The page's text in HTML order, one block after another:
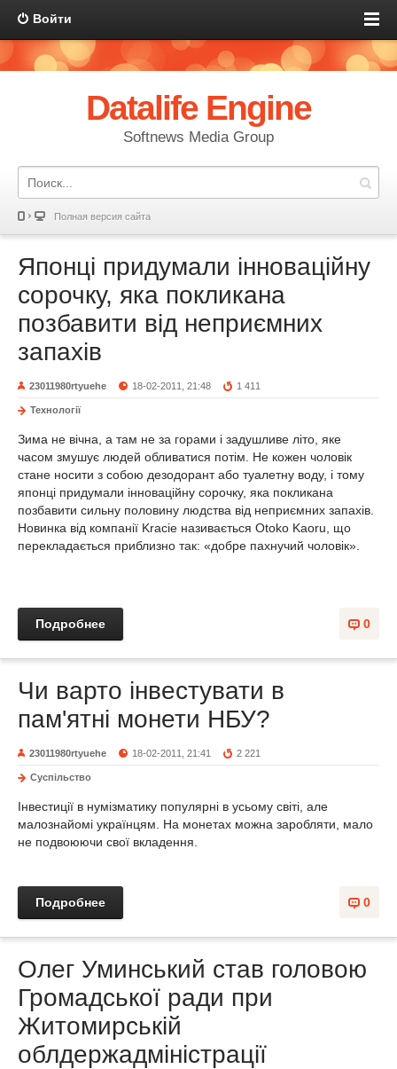
Войти
Datalife Engine
Softnews Media Group
Полная версия сайта
Японці придумали інноваційну
сорочку, яка покликана
позбавити від неприємних
запахів
23011980rtyuehe 18-02-2011, 21:48 1 411
Технології
Зима не вічна, а там не за горами і задушливе літо, яке
часом змушує людей обливатися потім. Не кожен чоловік
стане носити з собою дезодорант або туалетну воду, і тому
японці придумали інноваційну сорочку, яка покликана
позбавити сильну половину людства від неприємних запахів.
Новинка від компанії Kracie називається Otoko Kaoru, що
перекладається приблизно так: «добре пахнучий чоловік».
0
Подробнее
Чи варто інвестувати в
пам'ятні монети НБУ?
23011980rtyuehe 18-02-2011, 21:41 2 221
Суспільство
Інвестиції в нумізматику популярні в усьому світі, але
малознайомі українцям. На монетах можна заробляти, мало
не подвоюючи свої вкладення.
0
Подробнее
Олег Уминський став головою
Громадської ради при
Житомирській
облдержадміністрації